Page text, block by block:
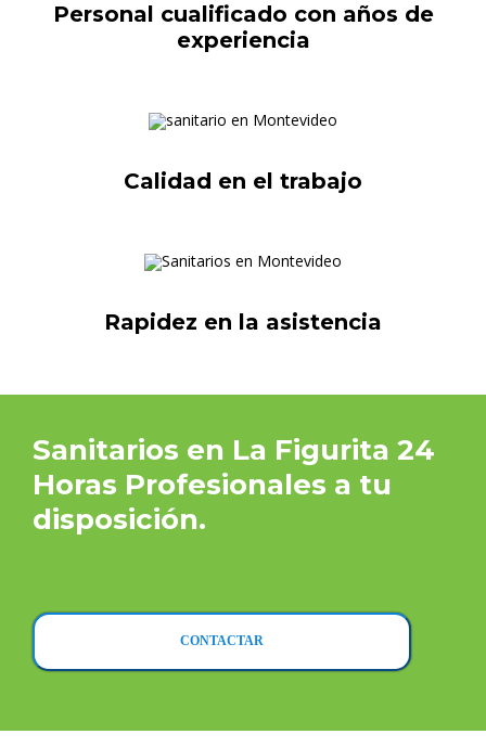
Personal cualificado con años de
experiencia
Calidad en el trabajo
Rapidez en la asistencia
Sanitarios en La Figurita 24
Horas Profesionales a tu
disposición.
CONTACTAR